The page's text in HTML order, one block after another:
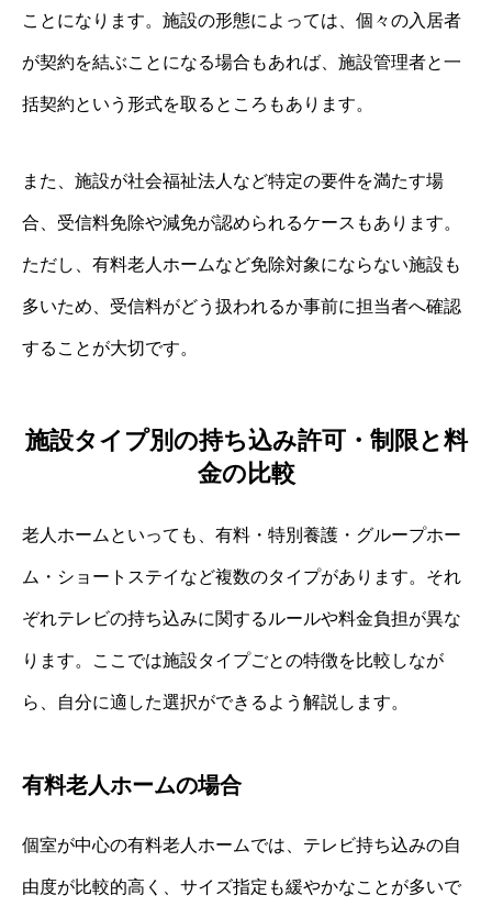
ことになります。施設の形態によっては、個々の入居者
が契約を結ぶことになる場合もあれば、施設管理者と一
括契約という形式を取るところもあります。
また、施設が社会福祉法人など特定の要件を満たす場
合、受信料免除や減免が認められるケースもあります。
ただし、有料老人ホームなど免除対象にならない施設も
多いため、受信料がどう扱われるか事前に担当者へ確認
することが大切です。
施設タイプ別の持ち込み許可・制限と料
金の比較
老人ホームといっても、有料・特別養護・グループホー
ム・ショートステイなど複数のタイプがあります。それ
ぞれテレビの持ち込みに関するルールや料金負担が異な
ります。ここでは施設タイプごとの特徴を比較しなが
ら、自分に適した選択ができるよう解説します。
有料老人ホームの場合
個室が中心の有料老人ホームでは、テレビ持ち込みの自
由度が比較的高く、サイズ指定も緩やかなことが多いで